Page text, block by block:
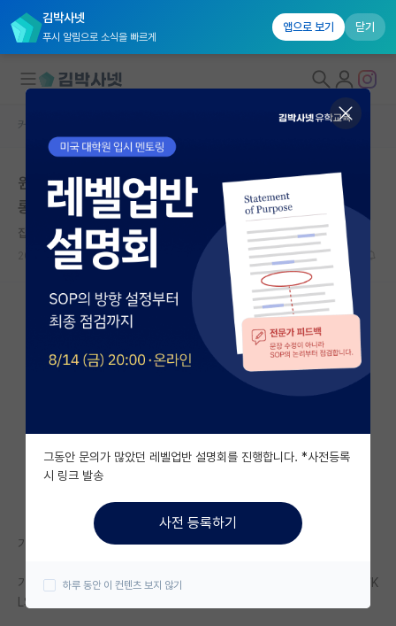
김박사넷
푸시 알림으로 소식을 빠르게
앱으로 보기 닫기
대학원생 모집
국내대학원 정보
연구실&오픈랩
커뮤니티
커뮤니티 홈
전체글보기
베스트 게시판
자유 게시판(아무개랩)
미국 유학 게시판
미국 대학원 합격 후기 게시판
대학원생 모집 게시판
연구실(PI) 홍보 게시판
커뮤니티 홈
원료의약품API 공정개발/공정기술 경력사원 채용 | 코오
롱생명과학㈜ | 마감일: 2026년 07월 07일
잡코리아
2026.07.03 0 229
기업명: 코오롱생명과학㈜
기업정보 URL: https://www.jobkorea.co.kr/Recruit/Co_Read/C/K
LSINSA
그동안 문의가 많았던 레벨업반 설명회를 진행합니다. *사전등록
시 링크 발송
사전 등록하기
하루 동안 이 컨텐츠 보지 않기